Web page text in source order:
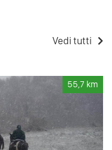
Vedi tutti
55,7 km